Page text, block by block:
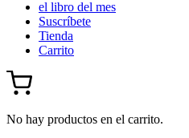
el libro del mes
Suscríbete
Tienda
Carrito
No hay productos en el carrito.